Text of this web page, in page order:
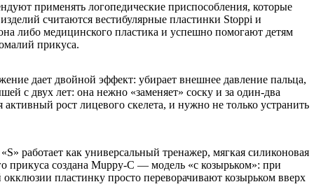
применять логопедические приспособления, которые
считаются вестибулярные пластинки Stoppi и
либо медицинского пластика и успешно помогают детям
прикуса.
дает двойной эффект: убирает внешнее давление пальца,
с двух лет: она нежно «заменяет» соску и за один-два
рост лицевого скелета, и нужно не только устранить
работает как универсальный тренажер, мягкая силиконовая
прикуса создана Muppy-C — модель «с козырьком»: при
пластинку просто переворачивают козырьком вверх